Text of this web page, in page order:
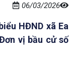
06/03/2026
HĐND xã Ea
vị bầu cử số